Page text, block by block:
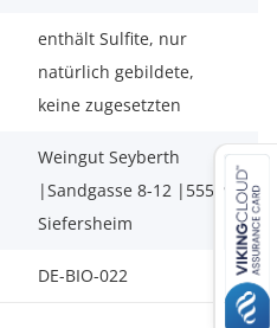
enthält Sulfite, nur
natürlich gebildete,
keine zugesetzten
Weingut Seyberth
|Sandgasse 8-12 |55599
Siefersheim
DE-BIO-022